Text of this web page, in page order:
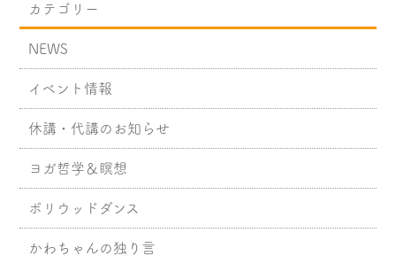
カテゴリー
NEWS
イベント情報
休講・代講のお知らせ
ヨガ哲学＆瞑想
ボリウッドダンス
かわちゃんの独り言